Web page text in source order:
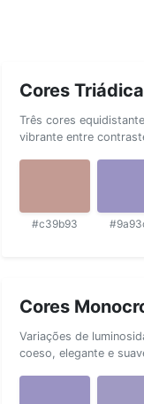
Cores
Três cores
vibrante entre
#c39b93
Cores
Variações de
coeso, elegante e